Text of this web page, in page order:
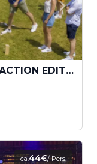
Teamchallenge - OUTDOOR ACTION EDITION
ca.44€/ Pers.